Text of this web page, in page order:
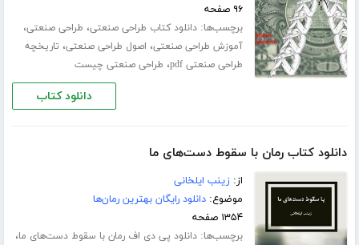
۹۶ صفحه
برچسب‌ها:دانلود کتاب طراحی صنعتی، طراحی صنعتی،
آموزش طراحی صنعتی، اصول طراحی صنعتی، تاریخچه
طراحی صنعتی pdf
، طراحی صنعتی چیست
دانلود کتاب
دانلود کتاب رمان با سقوط دست‌های ما
از:زینب ایلخانی
موضوع:دانلود رایگان بهترین رمان‌ها
۱۳۵۴ صفحه
برچسب‌ها:دانلود پی دی اف رمان با سقوط دست‌های ما،